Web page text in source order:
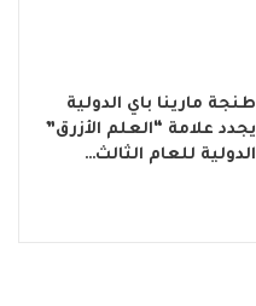
طنجة مارينا باي الدولية
يجدد علامة “العلم الأزرق”
الدولية للعام الثالث…